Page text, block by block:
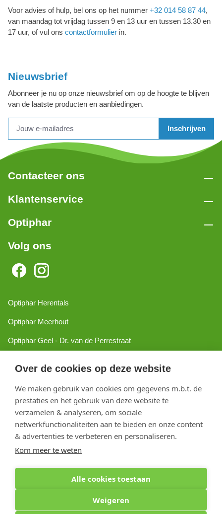
Over de cookies op deze website
We maken gebruik van cookies om gegevens m.b.t. de
prestaties en het gebruik van deze website te
verzamelen & analyseren, om sociale
netwerkfunctionaliteiten aan te bieden en onze content
& advertenties te verbeteren en personaliseren.
Kom meer te weten
Alle cookies toestaan
Weigeren
Voor advies of hulp, bel ons op het nummer +32 014 58 87 44,
van maandag tot vrijdag tussen 9 en 13 uur en tussen 13.30 en
17 uur, of vul ons contactformulier in.
Nieuwsbrief
Abonneer je nu op onze nieuwsbrief om op de hoogte te blijven
van de laatste producten en aanbiedingen.
Inschrijven
Contacteer ons
Klantenservice
Optiphar
Volg ons
Optiphar Herentals
Optiphar Meerhout
Optiphar Geel - Dr. van de Perrestraat
Optiphar Mol
Copyright 2026 optiphar.com. Alle rechten voorbehouden